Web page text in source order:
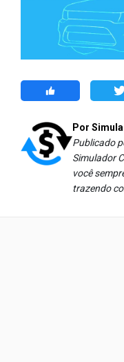
Por
Publicado
Simulador
você
trazendo